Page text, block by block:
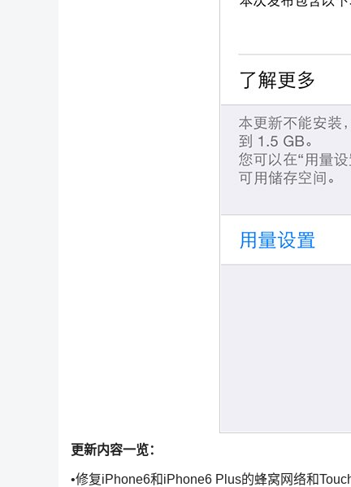
更新内容一览：
•修复iPhone6和iPhone6 Plus的蜂窝网络和